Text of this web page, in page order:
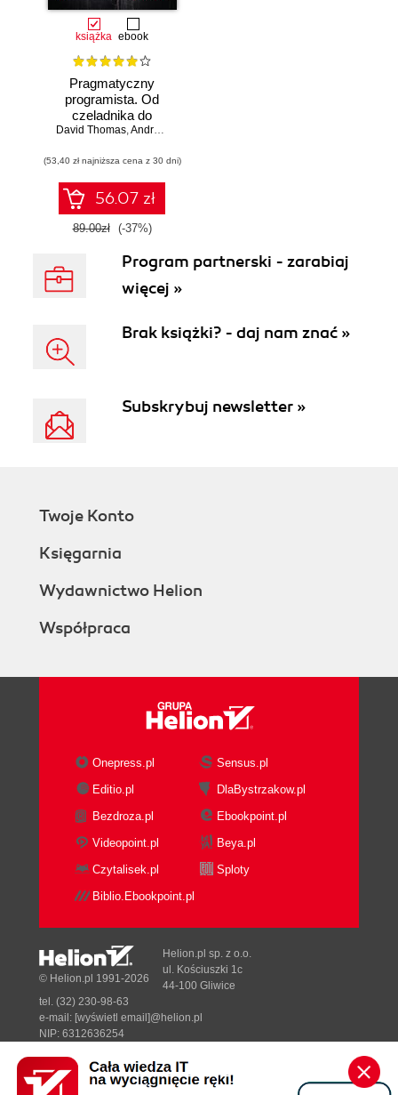
książka ebook
Pragmatyczny
programista. Od
czeladnika do
mistrza. Wydanie II
David Thomas,Andrew Hunt
(53,40 zł najniższa cena z 30 dni)
56.07 zł
89.00zł (-37%)
Program partnerski - zarabiaj
więcej »
Brak książki? - daj nam znać »
Subskrybuj newsletter »
Twoje Konto
Księgarnia
Wydawnictwo Helion
Współpraca
Onepress.pl
Sensus.pl
Editio.pl
DlaBystrzakow.pl
Bezdroza.pl
Ebookpoint.pl
Videopoint.pl
Beya.pl
Czytalisek.pl
Sploty
Biblio.Ebookpoint.pl
Designed with ♥ byTonik.pl
© Helion.pl 1991-2026
Helion.pl sp. z o.o.
ul. Kościuszki 1c
44-100 Gliwice
tel. (32) 230-98-63
e-mail: [wyświetl email]@helion.pl
NIP: 6312636254